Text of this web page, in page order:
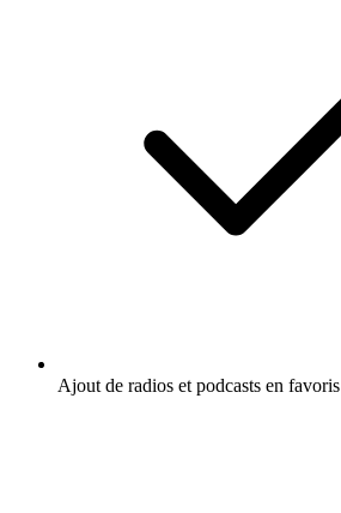
Ajout de radios et podcasts en favoris